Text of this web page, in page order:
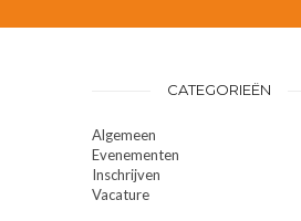
CATEGORIEËN
Algemeen
Evenementen
Inschrijven
Vacature